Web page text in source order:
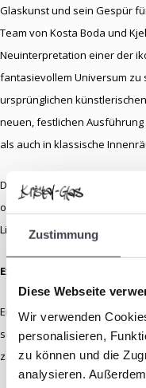
Zustimmung
Diese Webseite
Wir verwenden
personalisieren,
zu können und die
analysieren.
Glaskunst und sein Gespür
Team von Kosta Boda und
Neuinterpretation einer der
fantasievollem Universum zu
ursprünglichen
neuen, festlichen
als auch in klassische
Diese Auflage ist streng
optischen Blickfang, sondern
Liebhaber*innen
Exklusiv bei Kristal-Glas
Ein festliches Kunstwerk, das
sondern Ihnen auch jeden
zaubert.